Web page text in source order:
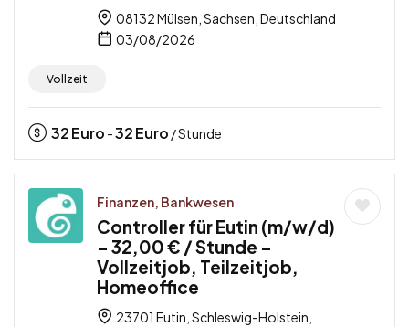
08132 Mülsen, Sachsen, Deutschland
03/08/2026
Vollzeit
32Euro -32Euro / Stunde
Finanzen, Bankwesen
Controller für Eutin (m/w/d)
– 32,00 € / Stunde –
Vollzeitjob, Teilzeitjob,
Homeoffice
23701 Eutin, Schleswig-Holstein,